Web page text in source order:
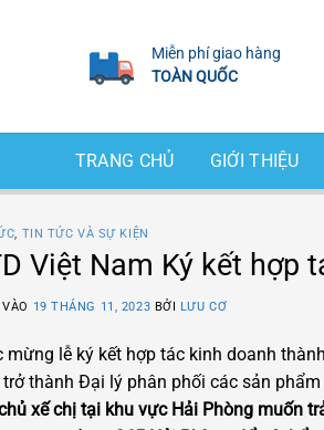
Miễn phí giao hàng
TOÀN QUỐC
TRANG CHỦ GIỚI THIỆU
, TIN TỨC VÀ SỰ KIỆN
Việt Nam Ký kết hợp
19 THÁNG 11, 2023 BỞI LƯU CƠ
mừng lễ ký kết hợp tác kinh doanh
thành Đại lý phân phối các sản
xế chị tại khu vực Hải Phòng muốn